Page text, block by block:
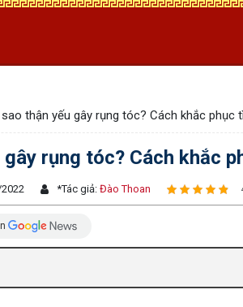
thận yếu gây rụng tóc? Cách khắc phục
rụng tóc? Cách khắc
*Tác giả: Đào Thoan